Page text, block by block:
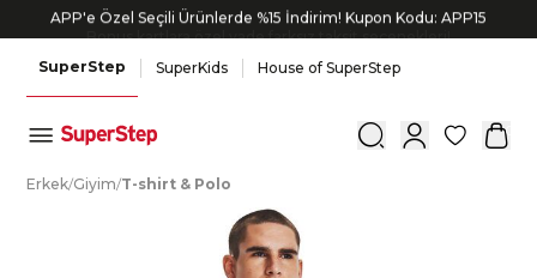
APP'e Özel Seçili Ürünlerde %15 İndirim! Kupon Kodu: APP15
Bonus kartlara özel vade farksız taksit seçenekleri!
SuperStep SuperKids House of SuperStep
0
Erkek/Giyim/T-shirt & Polo